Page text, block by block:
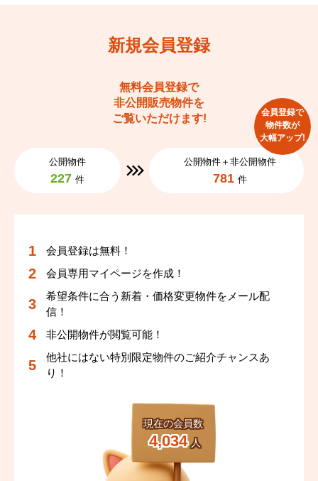
新規会員登録
無料会員登録で
非公開販売物件を
ご覧いただけます!
公開物件
227 件
公開物件＋非公開物件
781 件
会員登録で
物件数が
大幅アップ!
現在の会員数
4,034 人
会員登録は無料！
会員専用マイページを作成！
希望条件に合う新着・価格変更物件をメール配
信！
非公開物件が閲覧可能！
他社にはない特別限定物件のご紹介チャンスあ
り！